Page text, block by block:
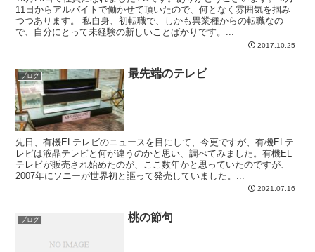
11日からアルバイトで働かせて頂いたので、何となく雰囲気を掴み
つつあります。 私自身、初転職で、しかも異業種からの転職なの
で、自分にとって未経験の新しいことばかりです。...
2017.10.25
ブログ 最先端のテレビ
先日、有機ELテレビのニュースを目にして、今更ですが、有機ELテ
レビは液晶テレビと何が違うのかと思い、調べてみました。有機EL
テレビが販売され始めたのが、ここ数年かと思っていたのですが、
2007年にソニーが世界初と謳って発売していました。...
2021.07.16
ブログ 桃の節句